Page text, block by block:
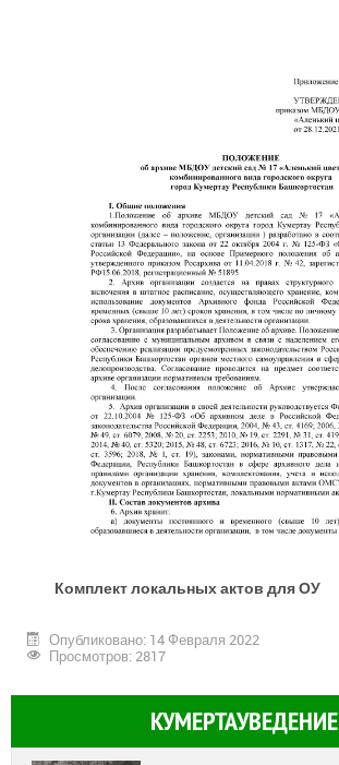
Комплект локальных актов для ОУ
Опубликовано: 14 Февраля 2022
Просмотров: 2817
КУМЕРТАУВЕДЕНИЕ